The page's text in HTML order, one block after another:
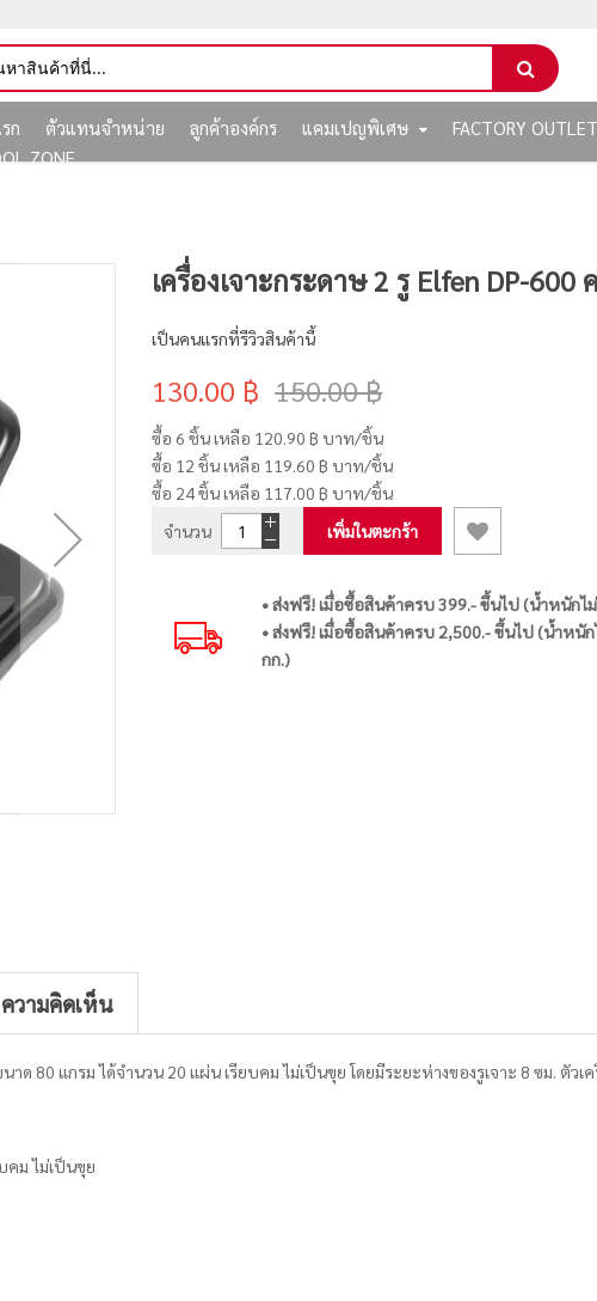
ก ตัวแทนจำหน่าย ลูกค้าองค์กร แคมเปญพิเศษ FACTORY OUTLET
ZONE
เครื่องเจาะกระดาษ 2 รู Elfen DP-600
เป็นคนแรกที่รีวิวสินค้านี้
130.00 ฿ 150.00 ฿
ซื้อ 6 ชิ้น เหลือ 120.90 ฿ บาท/ชิ้น
ซื้อ 12 ชิ้น เหลือ 119.60 ฿ บาท/ชิ้น
ซื้อ 24 ชิ้น เหลือ 117.00 ฿ บาท/ชิ้น
จำนวน
เพิ่มในตะกร้า
• ส่งฟรี! เมื่อซื้อสินค้าครบ 399.- ขึ้นไป (น้ำหนักไ
• ส่งฟรี! เมื่อซื้อสินค้าครบ 2,500.- ขึ้นไป (น้ำหนัก
กก.)
ความคิดเห็น
าด 80 แกรม ได้จำนวน 20 แผ่น เรียบคม ไม่เป็นขุย โดยมีระยะห่างของรูเจาะ 8 ซม. ตัวเ
คม ไม่เป็นขุย